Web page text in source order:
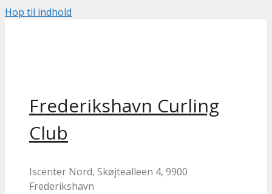
Hop til indhold
Frederikshavn Curling
Club
Iscenter Nord, Skøjtealleen 4, 9900
Frederikshavn